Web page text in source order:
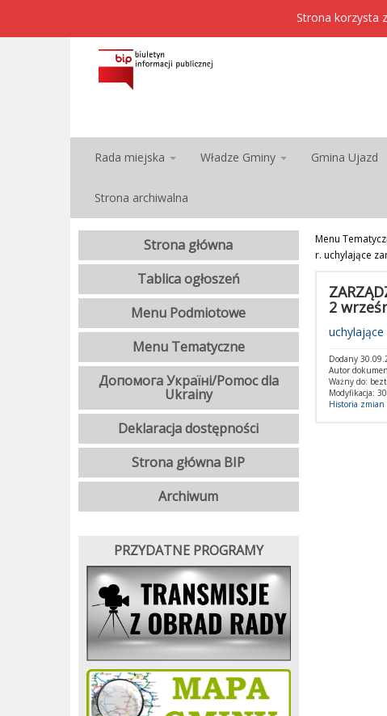
Strona korzysta
Rada miejska Władze Gminy Gmina Ujazd
Strona archiwalna
Menu
r. uchylające
2
Dodany
Autor
Ważny do:
Modyfikacja:
Historia
Strona główna
Tablica ogłoszeń
Menu Podmiotowe
Menu Tematyczne
Допомога Україні/Pomoc dla
Ukrainy
Deklaracja dostępności
Strona główna BIP
Archiwum
PRZYDATNE PROGRAMY